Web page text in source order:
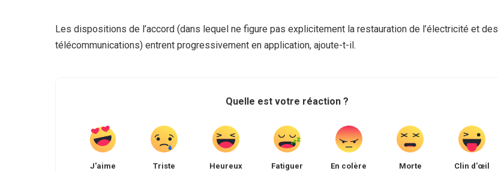
Les dispositions de l’accord (dans lequel ne figure pas explicitement la restauration de l’électricité et des
télécommunications) entrent progressivement en application, ajoute-t-il.
Quelle est votre réaction ?
J'aime Triste Heureux Fatiguer En colère Morte Clin d'œil